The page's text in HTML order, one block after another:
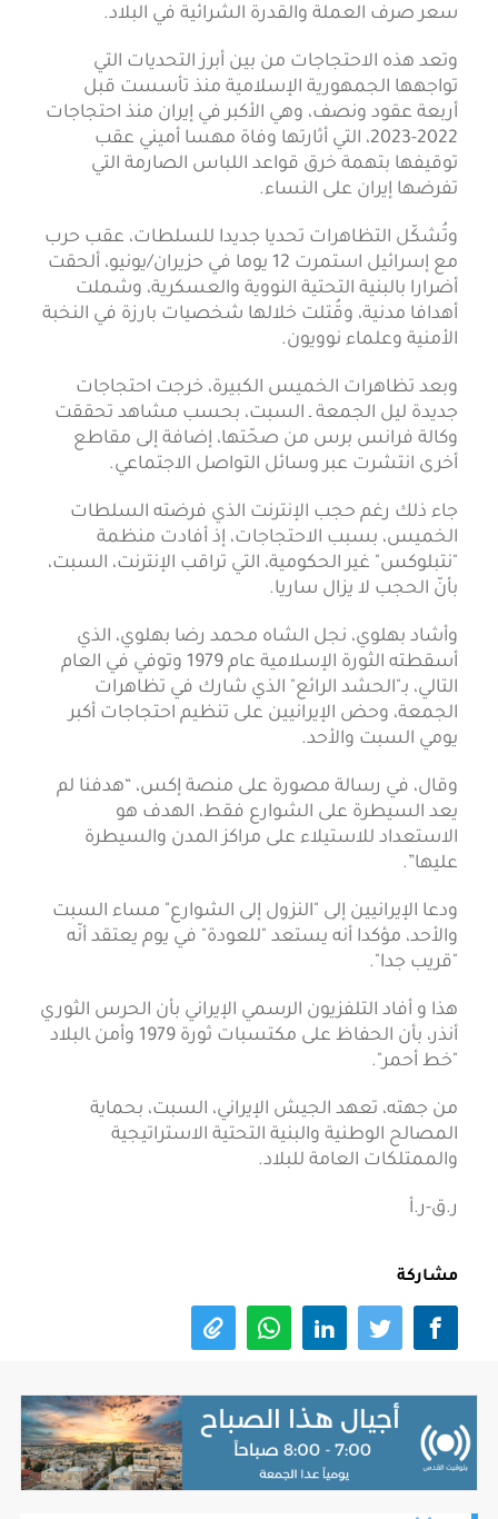
سعر صرف العملة والقدرة الشرائية في البلاد.
وتعد هذه الاحتجاجات من بين أبرز التحديات التي
تواجهها الجمهورية الإسلامية منذ تأسست قبل
أربعة عقود ونصف، وهي الأكبر في إيران منذ احتجاجات
2022-2023، التي أثارتها وفاة مهسا أميني عقب
توقيفها بتهمة خرق قواعد اللباس الصارمة التي
تفرضها إيران على النساء.
وتُشكّل التظاهرات تحديا جديدا للسلطات، عقب حرب
مع إسرائيل استمرت 12 يوما في حزيران/يونيو، ألحقت
أضرارا بالبنية التحتية النووية والعسكرية، وشملت
أهدافا مدنية، وقُتلت خلالها شخصيات بارزة في النخبة
الأمنية وعلماء نوويون.
وبعد تظاهرات الخميس الكبيرة، خرجت احتجاجات
جديدة ليل الجمعة ـ السبت، بحسب مشاهد تحققت
وكالة فرانس برس من صحّتها، إضافة إلى مقاطع
أخرى انتشرت عبر وسائل التواصل الاجتماعي.
جاء ذلك رغم حجب الإنترنت الذي فرضته السلطات
الخميس، بسبب الاحتجاجات، إذ أفادت منظمة
"نتبلوكس" غير الحكومية، التي تراقب الإنترنت، السبت،
بأنّ الحجب لا يزال ساريا.
وأشاد بهلوي، نجل الشاه محمد رضا بهلوي، الذي
أسقطته الثورة الإسلامية عام 1979 وتوفي في العام
التالي، بـ"الحشد الرائع" الذي شارك في تظاهرات
الجمعة، وحض الإيرانيين على تنظيم احتجاجات أكبر
يومي السبت والأحد.
وقال، في رسالة مصورة على منصة إكس، “هدفنا لم
يعد السيطرة على الشوارع فقط، الهدف هو
الاستعداد للاستيلاء على مراكز المدن والسيطرة
عليها”.
ودعا الإيرانيين إلى "النزول إلى الشوارع" مساء السبت
والأحد، مؤكدا أنه يستعد "للعودة" في يوم يعتقد أنّه
"قريب جدا".
هذا و أفاد التلفزيون الرسمي الإيراني ‌بأن الحرس ⁠الثوري
أنذر، ​بأن الحفاظ على مكتسبات ثورة 1979 ​وأمن ‍البلاد
"خط أحمر".
من جهته، تعهد الجيش الإيراني، السبت، ‌بحماية
المصالح ⁠الوطنية والبنية التحتية الاستراتيجية
والممتلكات ‌العامة ​للبلاد.
ر.ق-ر.أ
مشاركة